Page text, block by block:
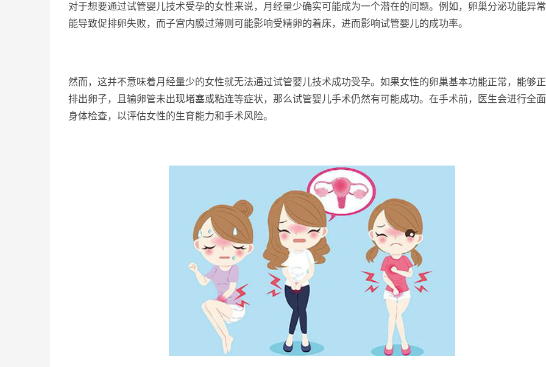
对于想要通过试管婴儿技术受孕的女性来说，月经量少确实可能成为一个潜在的问题。例如，卵巢分泌功能异
能导致促排卵失败，而子宫内膜过薄则可能影响受精卵的着床，进而影响试管婴儿的成功率。
然而，这并不意味着月经量少的女性就无法通过试管婴儿技术成功受孕。如果女性的卵巢基本功能正常，能够
排出卵子，且输卵管未出现堵塞或粘连等症状，那么试管婴儿手术仍然有可能成功。在手术前，医生会进行全
身体检查，以评估女性的生育能力和手术风险。